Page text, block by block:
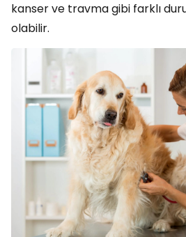
kanser ve travma gibi farklı
olabilir.